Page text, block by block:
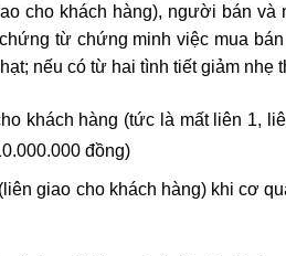
cho khách hàng), người bán
từ chứng minh việc mua
nếu có từ hai tình tiết giảm nhẹ
khách hàng (tức là mất liên 1,
đồng)
giao cho khách hàng) khi cơ